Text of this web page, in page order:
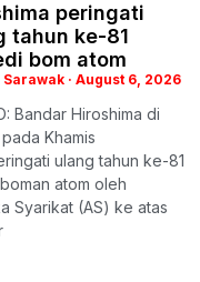
peringati
tahun ke-81
bom atom
Sarawak August 6, 2026
Bandar Hiroshima di
Khamis
ulang tahun ke-81
atom oleh
Syarikat (AS) ke atas